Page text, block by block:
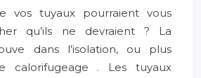
vos tuyaux pourraient vous
qu’ils ne devraient ? La
dans l’isolation, ou plus
calorifugeage . Les tuyaux